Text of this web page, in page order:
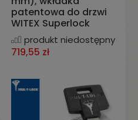
patentowa do drzwi
WITEX Superlock
produkt niedostępny
719,55 zł